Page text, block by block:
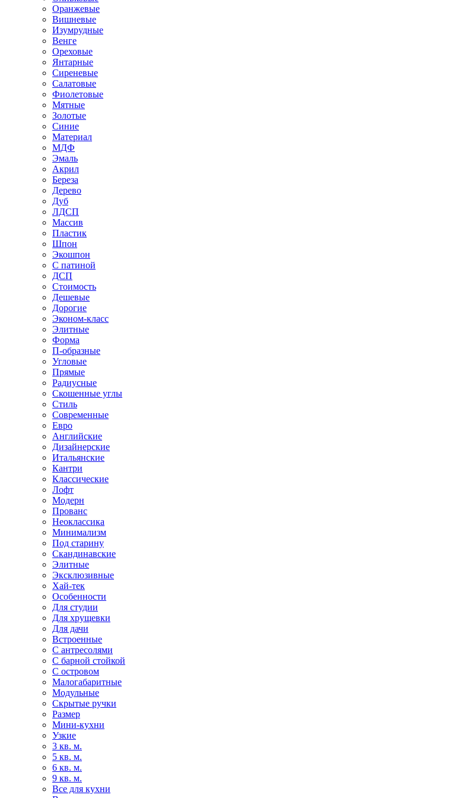
Оранжевые
Вишневые
Изумрудные
Венге
Ореховые
Янтарные
Сиреневые
Салатовые
Фиолетовые
Мятные
Золотые
Синие
Материал
МДФ
Эмаль
Акрил
Береза
Дерево
Дуб
ЛДСП
Массив
Пластик
Шпон
Экошпон
С патиной
ДСП
Стоимость
Дешевые
Дорогие
Эконом-класс
Элитные
Форма
П-образные
Угловые
Прямые
Радиусные
Скошенные углы
Стиль
Современные
Евро
Английские
Дизайнерские
Итальянские
Кантри
Классические
Лофт
Модерн
Прованс
Неоклассика
Минимализм
Под старину
Скандинавские
Элитные
Эксклюзивные
Хай-тек
Особенности
Для студии
Для хрущевки
Для дачи
Встроенные
С антресолями
С барной стойкой
С островом
Малогабаритные
Модульные
Скрытые ручки
Размер
Мини-кухни
Узкие
3 кв. м.
5 кв. м.
6 кв. м.
9 кв. м.
Все для кухни